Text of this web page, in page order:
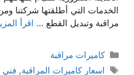
الخدمات التي أطلقتها شركتنا
مراقبة وتبديل القطع … اقرأ
كاميرات مراقبة
اسعار كاميرات المراقبة, فني